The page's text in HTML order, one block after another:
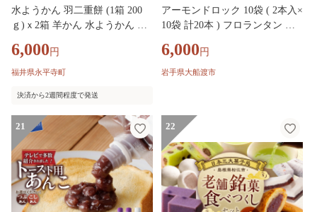
水ようかん 羽二重餅 (1箱 200
ｇ)ｘ2箱 羊かん 水ようかん 和
おやつ ギフト 人気 プレゼント
ご当地 [A-026040]
6,000 円
福井県永平寺町
決済から2週間程度で発送
アーモンドロック 10袋 ( 2本入×
10袋 計20本 ) フロランタン ナ
菓子 スイーツ 手土産 詰合せ 小
分け 個包装 常温 誕生日 ギフト
レンタイン ホワイトデー 父の
日 母の日 敬老の日 岩手県 テレ
ビ TV 放送 ニュース 番組 大船
渡 大船渡市
6,000 円
岩手県大船渡市
21 22